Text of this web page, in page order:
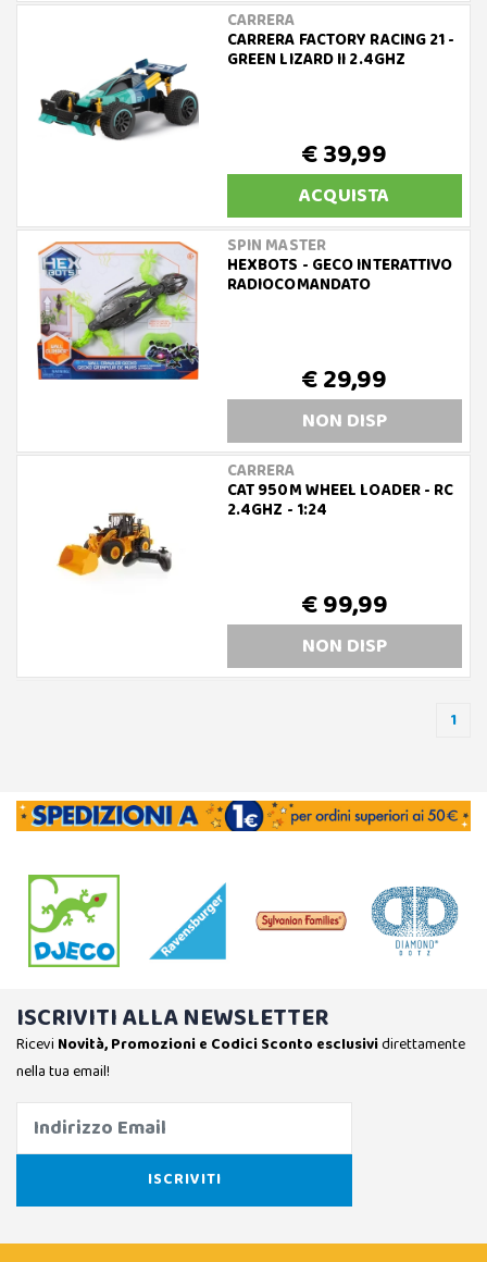
CARRERA
CARRERA FACTORY RACING 21 -
GREEN LIZARD II 2.4GHZ
€ 39,99
ACQUISTA
SPIN MASTER
HEXBOTS - GECO INTERATTIVO
RADIOCOMANDATO
€ 29,99
NON DISP
CARRERA
CAT 950M WHEEL LOADER - RC
2.4GHZ - 1:24
€ 99,99
NON DISP
1
ISCRIVITI ALLA NEWSLETTER
Ricevi Novità, Promozioni e Codici Sconto esclusividirettamente
nella tua email!